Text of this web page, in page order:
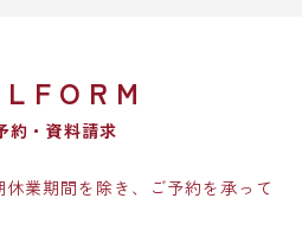
約・資料請求
業期間を除き、ご予約を承って